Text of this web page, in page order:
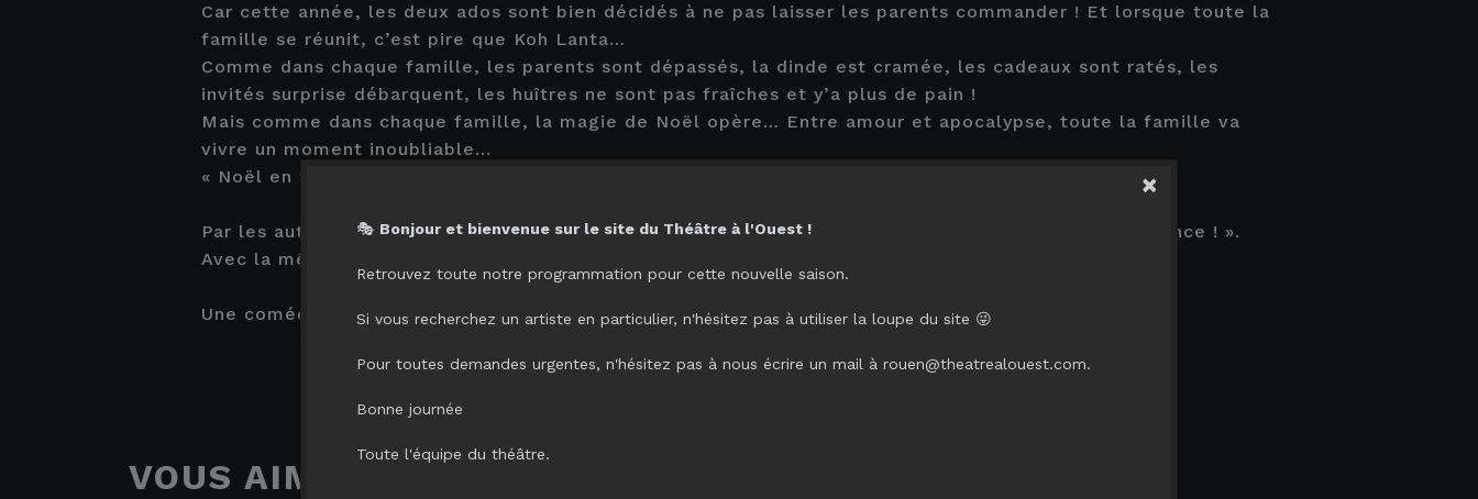
mercredi 23 décembre 2026 19:00
Lieu : THÉÂTRE À L'OUEST DE ROUEN
handicapée) : 18,00 €
Tarif enfant (jusqu'à 14 ans) : 14,00 €
Car cette année, les deux ados sont bien décidés à ne pas laisser les parents commander ! Et lorsque toute la
famille se réunit, c’est pire que Koh Lanta…
Comme dans chaque famille, les parents sont dépassés, la dinde est cramée, les cadeaux sont ratés, les
invités surprise débarquent, les huîtres ne sont pas fraîches et y’a plus de pain !
Mais comme dans chaque famille, la magie de Noël opère… Entre amour et apocalypse, toute la famille va
vivre un moment inoubliable...
« Noël en famille », un joli cadeau pour des fêtes de fin d’année réussies !
Par les auteurs de « Ados sur TikTok, parents qui déblok » et « Ados en vacances, parents en souffrance ! ».
Avec la même famille et toujours plus de comédie !
Une comédie familiale de Franck Duarte, Pierre Léandri et Jérôme Paquatte
VOUS AIMERIEZ AUSSI...
×
🎭 Bonjour et bienvenue sur le site du Théâtre à l'Ouest !
Retrouvez toute notre programmation pour cette nouvelle saison.
Si vous recherchez un artiste en particulier, n'hésitez pas à utiliser la loupe du site 😜
Pour toutes demandes urgentes, n'hésitez pas à nous écrire un mail à rouen@theatrealouest.com.
Bonne journée
Toute l'équipe du théâtre.